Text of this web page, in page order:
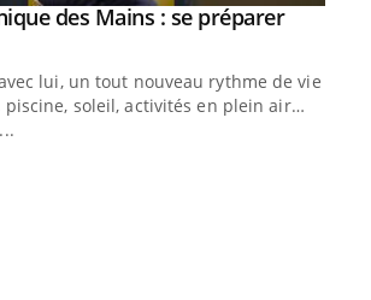
des Mains : se préparer
lui, un tout nouveau rythme de vie !
piscine, soleil, activités en plein air…